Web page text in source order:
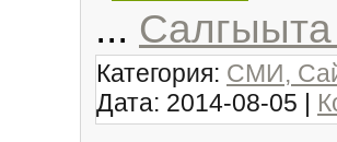
...
Категория: СМИ,
Дата: 2014-08-05 |